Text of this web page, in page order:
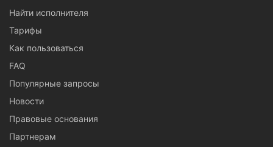
Найти исполнителя
Тарифы
Как пользоваться
FAQ
Популярные запросы
Новости
Правовые основания
Партнерам